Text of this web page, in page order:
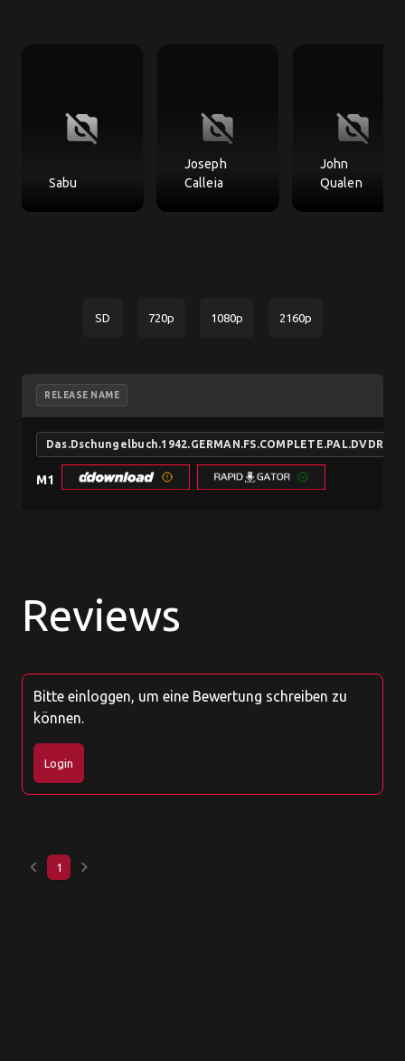
no_photography
Sabu
no_photography
Joseph
Calleia
no_photography
John
Qualen
SD 720p 1080p 2160p
RELEASE NAME
M1
Reviews
Bitte einloggen, um eine Bewertung schreiben zu
können.
Login
keyboard_arrow_left 1 keyboard_arrow_right